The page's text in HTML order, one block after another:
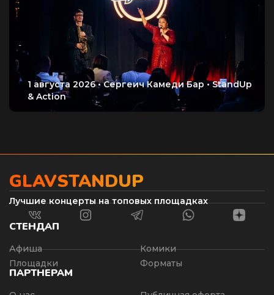
GLAVSTANDUP
Лучшие концерты на топовых площадках
СТЕНДАП
Афиша
Площадки
Комики
Форматы
ПАРТНЕРАМ